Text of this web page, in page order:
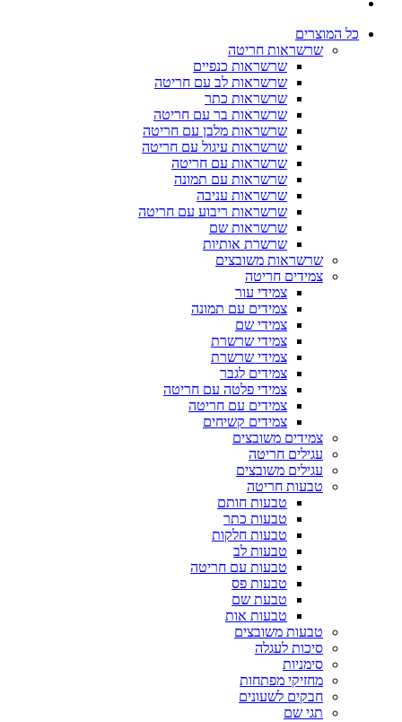
כל המוצרים
שרשראות חריטה
שרשראות כנפיים
שרשראות לב עם חריטה
שרשראות כתר
שרשראות בר עם חריטה
שרשראות מלבן עם חריטה
שרשראות עיגול עם חריטה
שרשראות עם חריטה
שרשראות עם תמונה
שרשראות עניבה
שרשראות ריבוע עם חריטה
שרשראות שם
שרשרת אותיות
שרשראות משובצים
צמידים חריטה
צמידי עור
צמידים עם תמונה
צמידי שם
צמידי שרשרת
צמידי שרשרת
צמידים לגבר
צמידי פלטה עם חריטה
צמידים עם חריטה
צמידים קשיחים
צמידים משובצים
עגילים חריטה
עגילים משובצים
טבעות חריטה
טבעות חותם
טבעות כתר
טבעות חלקות
טבעות לב
טבעות עם חריטה
טבעות פס
טבעת שם
טבעות אות
טבעות משובצים
סיכות לעגלה
סימניות
מחזיקי מפתחות
חבקים לשעונים
תגי שם